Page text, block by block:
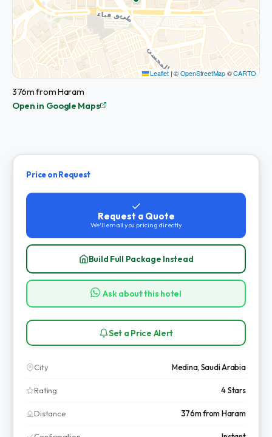
Leaflet |©OpenStreetMap©CARTO
376m from Haram
Open in Google Maps
Price on Request
Request a Quote
We'll email you pricing directly
Build Full Package Instead
Ask about this hotel
Set a Price Alert
City Medina, Saudi Arabia
Rating 4 Stars
Distance 376m from Haram